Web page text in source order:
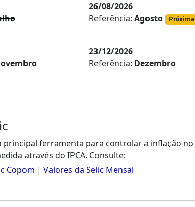
26/08/2026
Referência: Agosto Próxima
23/12/2026
Referência: Dezembro
principal ferramenta para controlar a inflação no
através do IPCA. Consulte:
Copom | Valores da Selic Mensal